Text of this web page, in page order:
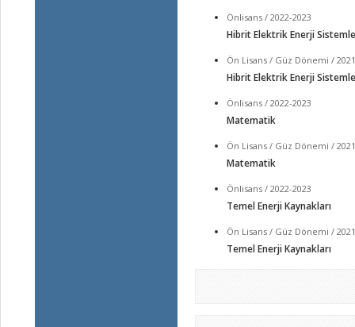
Önlisans / 2022-2023
Hibrit Elektrik Enerji
Ön Lisans / Güz Dönemi /
Hibrit Elektrik Enerji
Önlisans / 2022-2023
Matematik
Ön Lisans / Güz Dönemi /
Matematik
Önlisans / 2022-2023
Temel Enerji Kaynakları
Ön Lisans / Güz Dönemi /
Temel Enerji Kaynakları